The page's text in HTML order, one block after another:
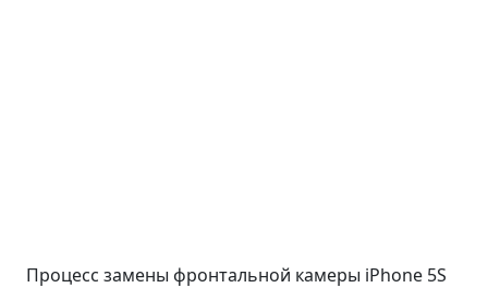
Процесс замены фронтальной камеры iPhone 5S